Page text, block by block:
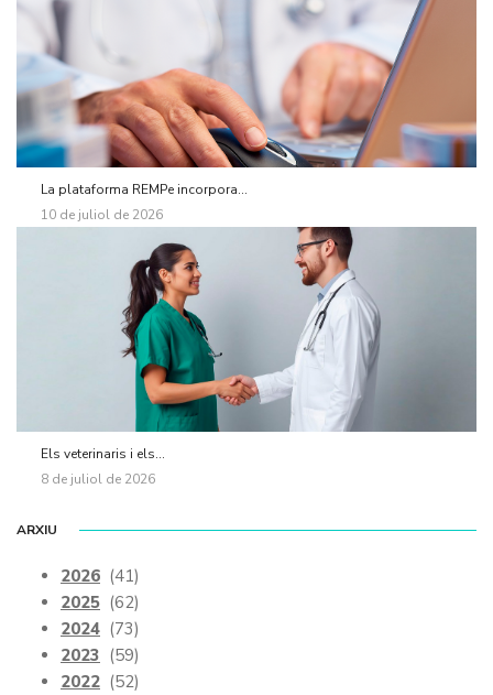
La plataforma REMPe incorpora...
10 de juliol de 2026
Els veterinaris i els...
8 de juliol de 2026
ARXIU
2026 (41)
2025 (62)
2024 (73)
2023 (59)
2022 (52)